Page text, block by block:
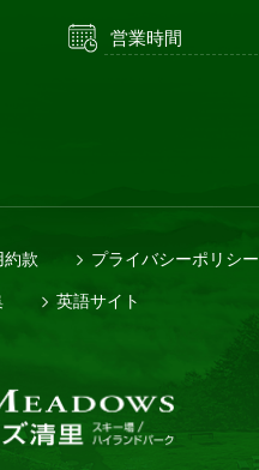
営業時間
款 プライバシーポリシー
英語サイト